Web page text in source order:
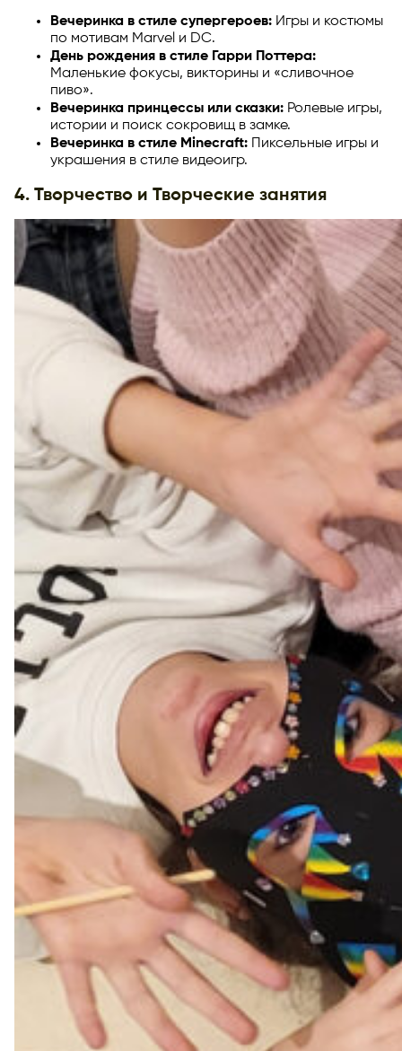
Вечеринка в стиле супергероев: Игры и костюмы
по мотивам Marvel и DC.
День рождения в стиле Гарри Поттера:
Маленькие фокусы, викторины и «сливочное
пиво».
Вечеринка принцессы или сказки: Ролевые игры,
истории и поиск сокровищ в замке.
Вечеринка в стиле Minecraft: Пиксельные игры и
украшения в стиле видеоигр.
4. Творчество и Творческие занятия